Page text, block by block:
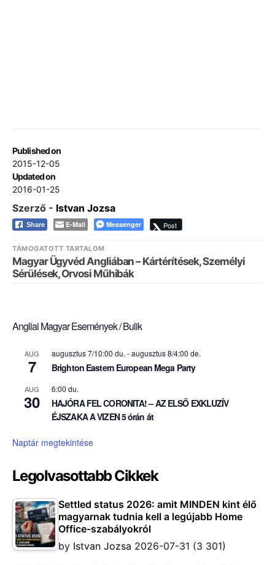
Published on
2015-12-05
Updated on
2016-01-25
Szerző - Istvan Jozsa
Share E-Mail Messenger Post
TÁMOGATOTT TARTALOM
Magyar Ügyvéd Angliában – Kártérítések, Személyi
Sérülések, Orvosi Műhibák
Angliai Magyar Események / Bulik
AUG
7
augusztus 7/10:00 du. -augusztus 8/4:00 de.
Brighton Eastern European Mega Party
AUG
30
6:00 du.
HAJÓRA FEL CORONITA! – AZ ELSŐ EXKLUZÍV
ÉJSZAKA A VIZEN 5 órán át
Naptár megtekintése
Legolvasottabb Cikkek
Settled status 2026: amit MINDEN kint élő
magyarnak tudnia kell a legújabb Home
Office-szabályokról
by Istvan Jozsa 2026-07-31 (3 301)